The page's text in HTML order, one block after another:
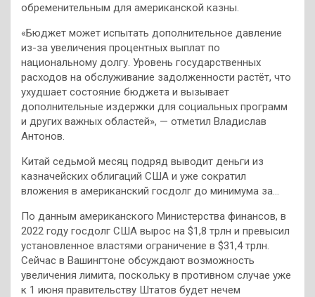
обременительным для американской казны.
«Бюджет может испытать дополнительное давление
из-за увеличения процентных выплат по
национальному долгу. Уровень государственных
расходов на обслуживание задолженности растёт, что
ухудшает состояние бюджета и вызывает
дополнительные издержки для социальных программ
и других важных областей», — отметил Владислав
Антонов.
Китай седьмой месяц подряд выводит деньги из
казначейских облигаций США и уже сократил
вложения в американский госдолг до минимума за…
По данным американского Министерства финансов, в
2022 году госдолг США вырос на $1,8 трлн и превысил
установленное властями ограничение в $31,4 трлн.
Сейчас в Вашингтоне обсуждают возможность
увеличения лимита, поскольку в противном случае уже
к 1 июня правительству Штатов будет нечем